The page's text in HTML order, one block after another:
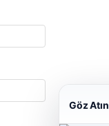
Göz Atın